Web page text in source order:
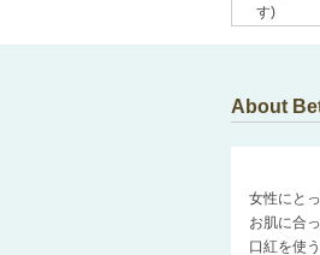
す)
About
女性にと
お肌に合
口紅を使